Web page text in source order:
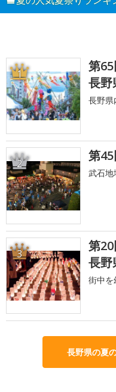
1
第
長野
長野県
2 第
武石
3
第
長野
街中
長野県の夏